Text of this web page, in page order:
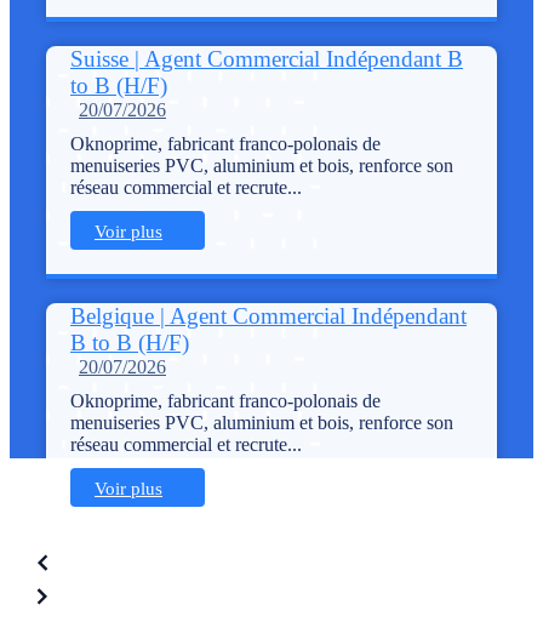
Suisse | Agent Commercial Indépendant B
to B (H/F)
20/07/2026
Oknoprime, fabricant franco-polonais de
menuiseries PVC, aluminium et bois, renforce son
réseau commercial et recrute...
Voir plus
Belgique | Agent Commercial Indépendant
B to B (H/F)
20/07/2026
Oknoprime, fabricant franco-polonais de
menuiseries PVC, aluminium et bois, renforce son
réseau commercial et recrute...
Voir plus